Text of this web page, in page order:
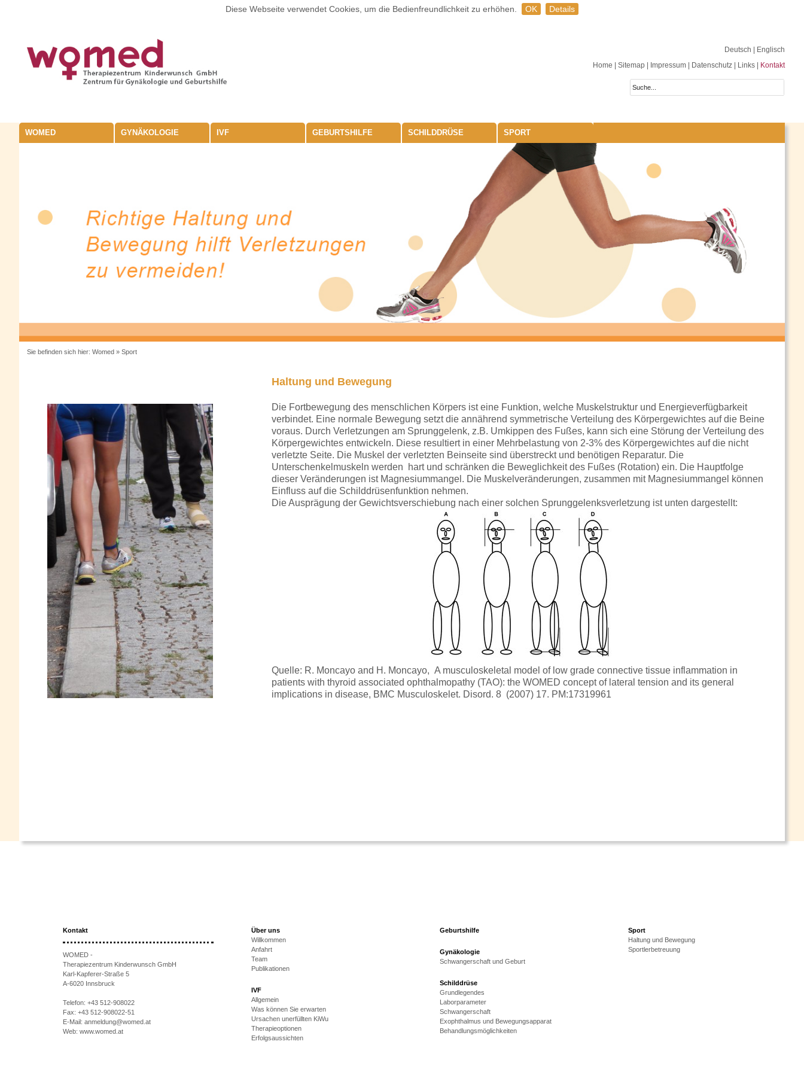
Diese Webseite verwendet Cookies, um die Bedienfreundlichkeit zu erhöhen. OK Details
Deutsch
| Englisch
Home
Sitemap Impressum Datenschutz Links Kontakt
WOMED GYNÄKOLOGIE IVF GEBURTSHILFE SCHILDDRÜSE SPORT
Sie befinden sich hier: Womed» Sport
Haltung und Bewegung
Die Fortbewegung des menschlichen Körpers ist eine Funktion, welche Muskelstruktur und Energieverfügbarkeit
verbindet. Eine normale Bewegung setzt die annährend symmetrische Verteilung des Körpergewichtes auf die Beine
voraus. Durch Verletzungen am Sprunggelenk, z.B. Umkippen des Fußes, kann sich eine Störung der Verteilung des
Körpergewichtes entwickeln. Diese resultiert in einer Mehrbelastung von 2-3% des Körpergewichtes auf die nicht
verletzte Seite. Die Muskel der verletzten Beinseite sind überstreckt und benötigen Reparatur. Die
Unterschenkelmuskeln werden hart und schränken die Beweglichkeit des Fußes (Rotation) ein. Die Hauptfolge
dieser Veränderungen ist Magnesiummangel. Die Muskelveränderungen, zusammen mit Magnesiummangel können
Einfluss auf die Schilddrüsenfunktion nehmen.
Die Ausprägung der Gewichtsverschiebung nach einer solchen Sprunggelenksverletzung ist unten dargestellt:
Quelle: R. Moncayo and H. Moncayo, A musculoskeletal model of low grade connective tissue inflammation in
patients with thyroid associated ophthalmopathy (TAO): the WOMED concept of lateral tension and its general
implications in disease, BMC Musculoskelet. Disord. 8 (2007) 17. PM:17319961
Kontakt
WOMED -
Therapiezentrum Kinderwunsch GmbH
Karl-Kapferer-Straße 5
A-6020 Innsbruck
Telefon: +43 512-908022
Fax: +43 512-908022-51
E-Mail: anmeldung@womed.at
Web: www.womed.at
Über uns
Willkommen
Anfahrt
Team
Publikationen
IVF
Allgemein
Was können Sie erwarten
Ursachen unerfüllten KiWu
Therapieoptionen
Erfolgsaussichten
Geburtshilfe
Gynäkologie
Schwangerschaft und Geburt
Schilddrüse
Grundlegendes
Laborparameter
Schwangerschaft
Exophthalmus und Bewegungsapparat
Behandlungsmöglichkeiten
Sport
Haltung und Bewegung
Sportlerbetreuung